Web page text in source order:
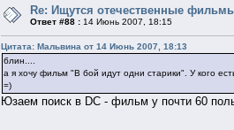
Re: Ищутся отечественные
Ответ #88 : 14 Июнь 2007, 18:15
Цитата: Мальвина от 14 Июнь 2007, 18:13
блин....
а я хочу фильм "В бой идут одни старики". У кого
=)
Юзаем поиск в DC - фильм у почти 60